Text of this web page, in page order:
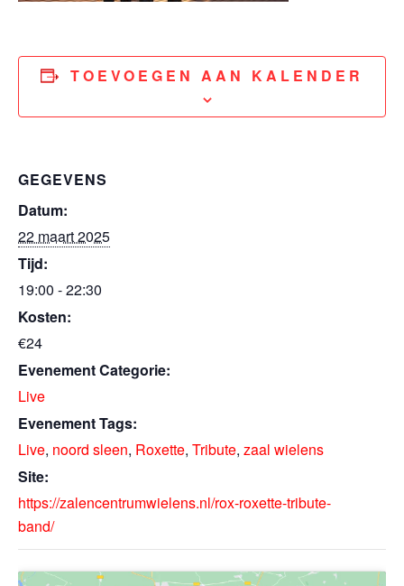
TOEVOEGEN AAN KALENDER
GEGEVENS
Datum:
22 maart 2025
Tijd:
19:00 - 22:30
Kosten:
€24
Evenement Categorie:
Live
Evenement Tags:
Live, noord sleen, Roxette, Tribute, zaal wielens
Site:
https://zalencentrumwielens.nl/rox-roxette-tribute-
band/